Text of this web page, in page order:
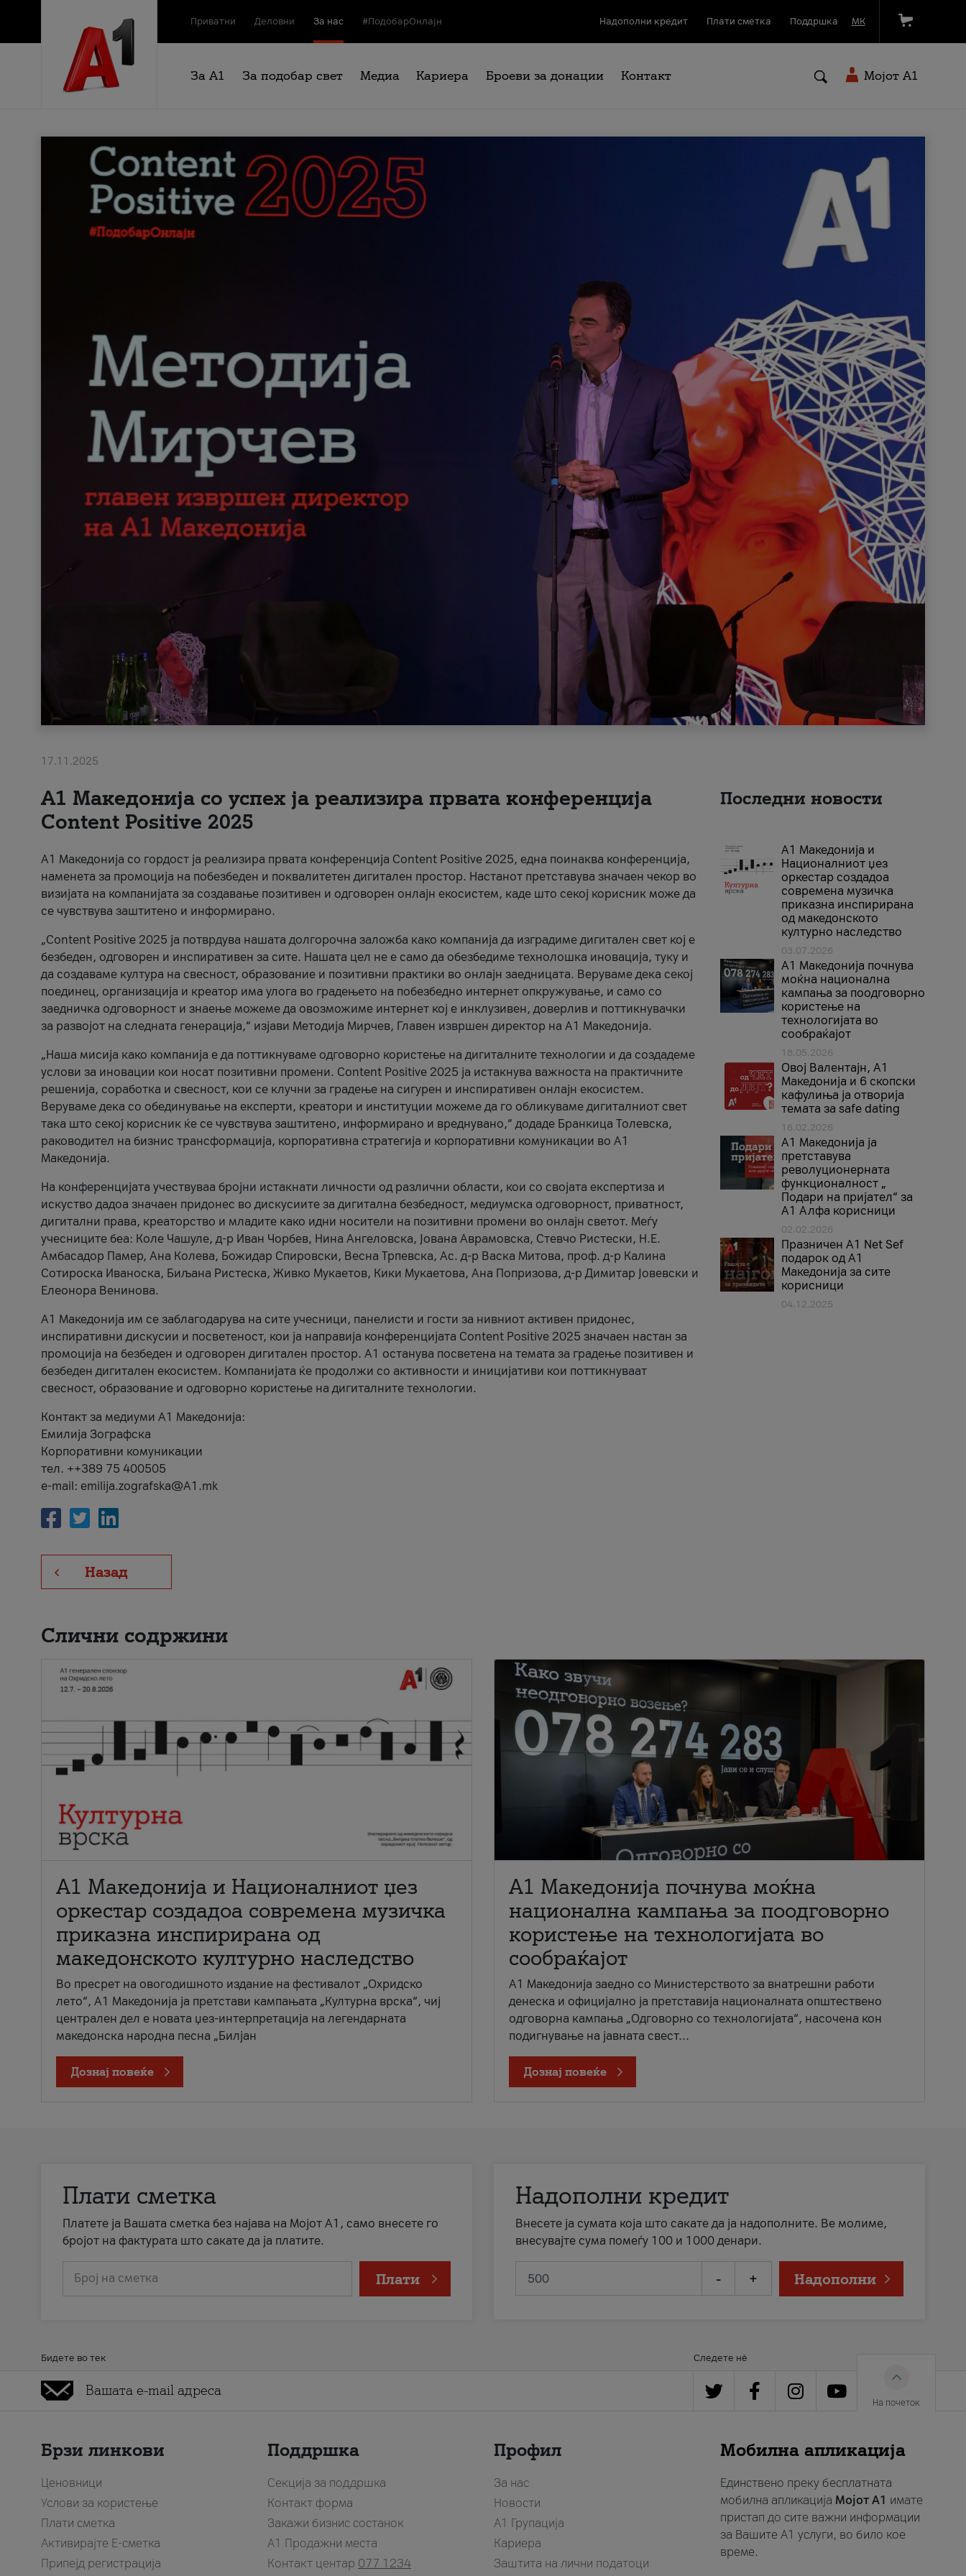
Приватни Деловни За нас #ПодобарОнлајн Надополни кредит Плати сметка Поддршка МК
За А1 За подобар свет Медиа Кариера Броеви за донации Контакт Мојот A1
17.11.2025
А1 Македонија со успех ја реализира првата конференција
Content Positive 2025
А1 Македонија со гордост ја реализира првата конференција Content Positive 2025, една поинаква конференција,
наменета за промоција на побезбеден и поквалитетен дигитален простор. Настанот претставува значаен чекор во
визијата на компанијата за создавање позитивен и одговорен онлајн екосистем, каде што секој корисник може да
се чувствува заштитено и информирано.
„Content Positive 2025 ја потврдува нашата долгорочна заложба како компанија да изградиме дигитален свет кој е
безбеден, одговорен и инспиративен за сите. Нашата цел не е само да обезбедиме технолошка иновација, туку и
да создаваме култура на свесност, образование и позитивни практики во онлајн заедницата. Веруваме дека секој
поединец, организација и креатор има улога во градењето на побезбедно интернет опкружување, и само со
заедничка одговорност и знаење можеме да овозможиме интернет кој е инклузивен, доверлив и поттикнувачки
за развојот на следната генерација,“ изјави Методија Мирчев, Главен извршен директор на А1 Македонија.
„Наша мисија како компанија е да поттикнуваме одговорно користење на дигиталните технологии и да создадеме
услови за иновации кои носат позитивни промени. Content Positive 2025 ја истакнува важноста на практичните
решенија, соработка и свесност, кои се клучни за градење на сигурен и инспиративен онлајн екосистем.
Веруваме дека со обединување на експерти, креатори и институции можеме да го обликуваме дигиталниот свет
така што секој корисник ќе се чувствува заштитено, информирано и вреднувано,“ додаде Бранкица Толевска,
раководител на бизнис трансформација, корпоративна стратегија и корпоративни комуникации во А1
Македонија.
На конференцијата учествуваа бројни истакнати личности од различни области, кои со својата експертиза и
искуство дадоа значаен придонес во дискусиите за дигитална безбедност, медиумска одговорност, приватност,
дигитални права, креаторство и младите како идни носители на позитивни промени во онлајн светот. Меѓу
учесниците беа: Коле Чашуле, д-р Иван Чорбев, Нина Ангеловска, Јована Аврамовска, Стевчо Ристески, Н.Е.
Амбасадор Памер, Ана Колева, Божидар Спировски, Весна Трпевска, Ас. д-р Васка Митова, проф. д-р Калина
Сотироска Иваноска, Биљана Ристеска, Живко Мукаетов, Кики Мукаетова, Ана Попризова, д-р Димитар Јовевски и
Елеонора Венинова.
А1 Македонија им се заблагодарува на сите учесници, панелисти и гости за нивниот активен придонес,
инспиративни дискусии и посветеност, кои ја направија конференцијата Content Positive 2025 значаен настан за
промоција на безбеден и одговорен дигитален простор. А1 останува посветена на темата за градење позитивен и
безбеден дигитален екосистем. Компанијата ќе продолжи со активности и иницијативи кои поттикнуваат
свесност, образование и одговорно користење на дигиталните технологии.
Контакт за медиуми А1 Македонија:
Емилија Зографска
Корпоративни комуникации
тел. ++389 75 400505
e-mail: emilija.zografska@A1.mk
Назад
Последни новости
А1 Македонија и
Националниот џез
оркестар создадоа
современа музичка
приказна инспирирана
од македонското
културно наследство
03.07.2026
A1 Македонија почнува
моќна национална
кампања за поодговорно
користење на
технологијата во
сообраќајот
18.05.2026
Овој Валентајн, A1
Македонија и 6 скопски
кафулиња ја отворија
темата за safe dating
16.02.2026
А1 Македонија ја
претставува
револуционерната
функционалност „
Подари на пријател“ за
А1 Алфа корисници
02.02.2026
Празничен A1 Net Sеf
подарок од А1
Македонија за сите
корисници
04.12.2025
Слични содржини
А1 Македонија и Националниот џез
оркестар создадоа современа музичка
приказна инспирирана од
македонското културно наследство
Во пресрет на овогодишното издание на фестивалот „Охридско
лето“, А1 Македонија ја претстави кампањата „Културна врска“, чиј
централен дел е новата џез-интерпретација на легендарната
македонска народна песна „Билјан
Дознај повеќе
A1 Македонија почнува моќна
национална кампања за поодговорно
користење на технологијата во
сообраќајот
A1 Македонија заедно со Министерството за внатрешни работи
денеска и официјално ја претставија националната општествено
одговорна кампања „Одговорно со технологијата“, насочена кон
подигнување на јавната свест...
Дознај повеќе
Плати сметка
Платете ја Вашата сметка без најава на Мојот А1, само внесете го
бројот на фактурата што сакате да ја платите.
Број на сметка Плати
Надополни кредит
Внесете ја сумата која што сакате да ја надополните. Ве молиме,
внесувајте сума помеѓу 100 и 1000 денари.
- + Надополни
Бидете во тек Следете нè
На почеток
Брзи линкови
Ценовници
Услови за користење
Плати сметка
Активирајте Е-сметка
Припејд регистрација
Поддршка
Секција за поддршка
Контакт форма
Закажи бизнис состанок
A1 Продажни места
Контакт центар 077 1234
Профил
За нас
Новости
А1 Групација
Кариера
Заштита на лични податоци
Мобилна апликација
Единствено преку бесплатната
мобилна апликација Мојот A1 имате
пристап до сите важни информации
за Вашите A1 услуги, во било кое
време.